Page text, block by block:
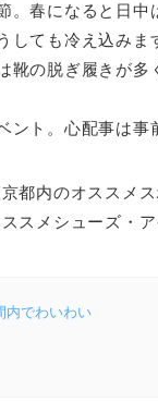
。春になると日中
しても冷え込みま
靴の脱ぎ履きが多
ント。心配事は事
都内のオススメ
スメシューズ・
内でわいわい